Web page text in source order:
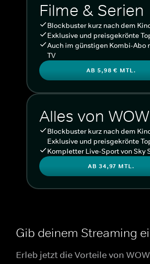
Filme & Serien
Blockbuster kurz nach dem
Exklusive und preisgekrönte
Auch im günstigen Kombi-Abo
TV
AB 5,98 € MTL.
Alles von WOW
Blockbuster kurz nach dem
Exklusive und preisgekrönte
Kompletter Live-Sport von Sky
AB 34,97 MTL.
Gib deinem Streaming
Erleb jetzt die Vorteile von